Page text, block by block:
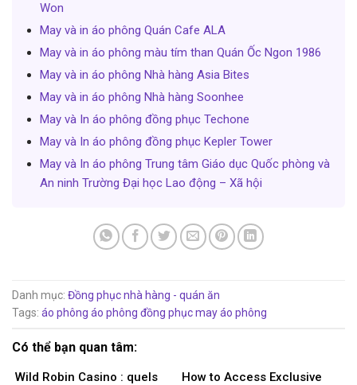
Won
May và in áo phông Quán Cafe ALA
May và in áo phông màu tím than Quán Ốc Ngon 1986
May và in áo phông Nhà hàng Asia Bites
May và in áo phông Nhà hàng Soonhee
May và In áo phông đồng phục Techone
May và In áo phông đồng phục Kepler Tower
May và In áo phông Trung tâm Giáo dục Quốc phòng và
An ninh Trường Đại học Lao động – Xã hội
Danh mục: Đồng phục nhà hàng - quán ăn
Tags: áo phông áo phông đồng phụcmay áo phông
Có thể bạn quan tâm:
Wild Robin Casino : quels
How to Access Exclusive